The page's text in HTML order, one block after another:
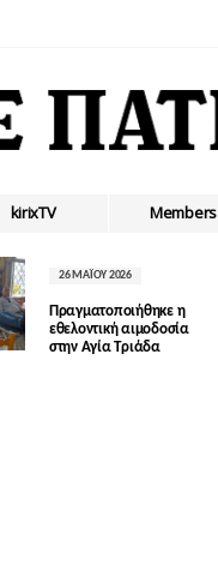
kirixTV Members
26 ΜΑΪ́ΟΥ 2026
Πραγματοποιήθηκε η
εθελοντική αιμοδοσία
στην Αγία Τριάδα